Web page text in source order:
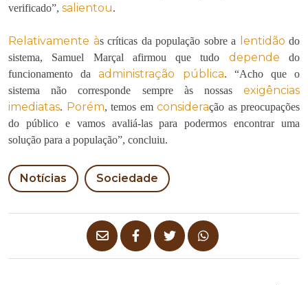
verificado”, salientou.
Relativamente às críticas da população sobre a lentidão do
sistema, Samuel Marçal afirmou que tudo depende do
funcionamento daadministração pública. “Acho que o
sistema não corresponde sempre às nossas exigências
imediatas. Porém, temos em consideração as preocupações
do público e vamos avaliá-las para podermos encontrar uma
solução para a população”, concluiu.
Notícias Sociedade